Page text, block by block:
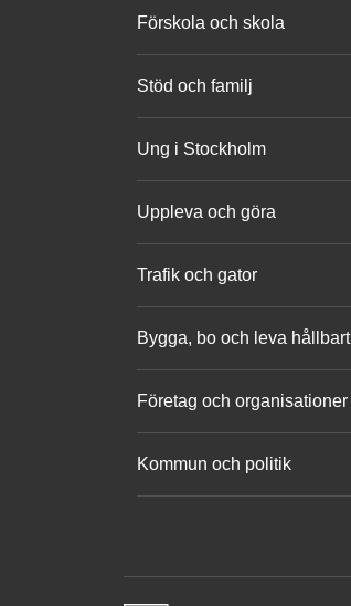
Förskola och skola
Stöd och familj
Ung i Stockholm
Uppleva och göra
Trafik och gator
Bygga, bo och leva hållbart
Företag och organisationer
Kommun och politik